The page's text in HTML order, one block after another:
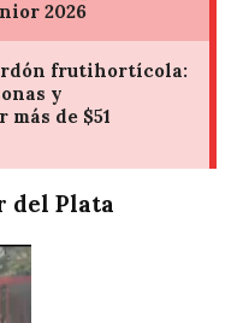
del Plata